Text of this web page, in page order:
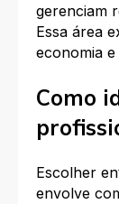
gerenciam
Essa área
economia e
Como
Escolher
envolve